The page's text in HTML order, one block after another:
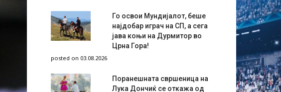
Го освои Мундијалот, беше
најдобар играч на СП, а сега
јава коњи на Дурмитор во
Црна Гора!
posted on 03.08.2026
Поранешната свршеница на
Лука Дончиќ се откажа од